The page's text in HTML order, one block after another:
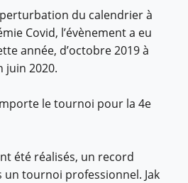
du calendrier à
Covid, l’évènement a eu
année, d’octobre 2019 à
juin 2020.
le tournoi pour la 4e
été réalisés, un record
tournoi professionnel. Jak